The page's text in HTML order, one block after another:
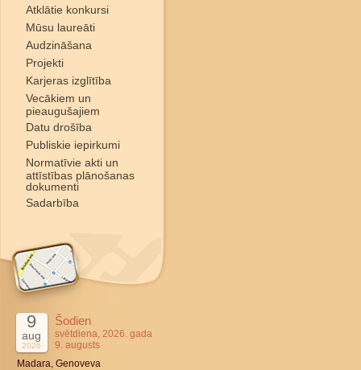
Atklātie konkursi
Mūsu laureāti
Audzināšana
Projekti
Karjeras izglītība
Vecākiem un
pieaugušajiem
Datu drošība
Publiskie iepirkumi
Normatīvie akti un
attīstības plānošanas
dokumenti
Sadarbība
9
aug
2026
Šodien
svētdiena, 2026. gada
9. augusts
Madara, Genoveva